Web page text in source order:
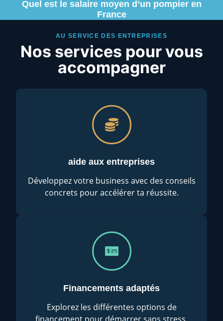
Quel est le salaire moyen d’un pompier en
France
AU SERVICE DES ENTREPRISES
Nos services pour vous
accompagner
aide aux entreprises
Développez votre business avec des conseils
concrets pour accélérer ta réussite.
Financements adaptés
Explorez les différentes options de